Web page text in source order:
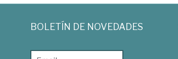
BOLETÍN DE NOVEDADES